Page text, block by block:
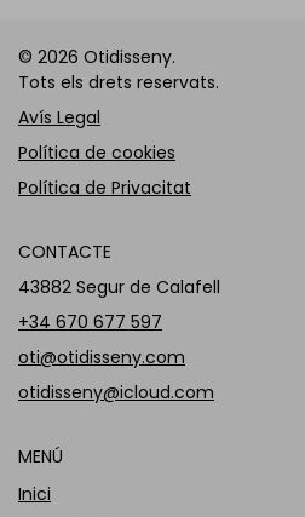
© 2026 Otidisseny.
Tots els drets reservats.
Avís Legal
Política de cookies
Política de Privacitat
CONTACTE
43882 Segur de Calafell
+34 670 677 597
oti@otidisseny.com
otidisseny@icloud.com
MENÚ
Inici